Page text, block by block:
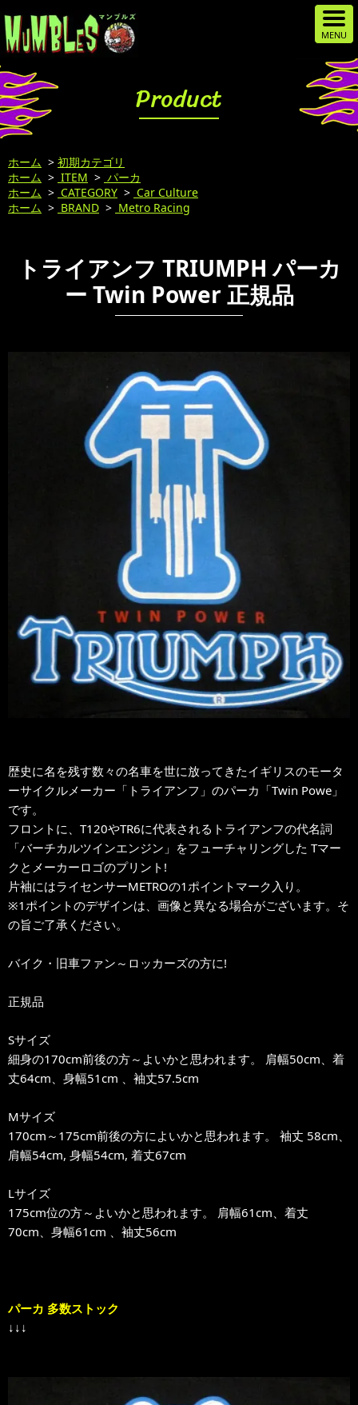
Product
ホーム > 初期カテゴリ
ホーム > ITEM > パーカ
ホーム > CATEGORY > Car Culture
ホーム > BRAND > Metro Racing
トライアンフ TRIUMPH パーカ
ー Twin Power 正規品
歴史に名を残す数々の名車を世に放ってきたイギリスのモータ
ーサイクルメーカー「トライアンフ」のパーカ「Twin Powe」
です。
フロントに、T120やTR6に代表されるトライアンフの代名詞
「バーチカルツインエンジン」をフューチャリングした Tマー
クとメーカーロゴのプリント!
片袖にはライセンサーMETROの1ポイントマーク入り。
※1ポイントのデザインは、画像と異なる場合がございます。そ
の旨ご了承ください。
バイク・旧車ファン～ロッカーズの方に!
正規品
Sサイズ
細身の170cm前後の方～よいかと思われます。 肩幅50cm、着
丈64cm、身幅51cm 、袖丈57.5cm
Mサイズ
170cm～175cm前後の方によいかと思われます。 袖丈 58cm、
肩幅54cm, 身幅54cm, 着丈67cm
Lサイズ
175cm位の方～よいかと思われます。 肩幅61cm、着丈
70cm、身幅61cm 、袖丈56cm
パーカ 多数ストック
↓↓↓